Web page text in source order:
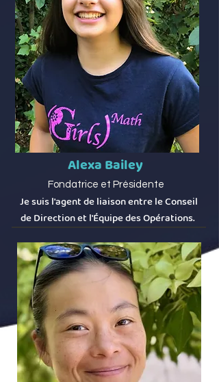
Alexa Bailey
Fondatrice et Présidente
Je suis l'agent de liaison entre le Conseil
de Direction et l'Équipe des Opérations.